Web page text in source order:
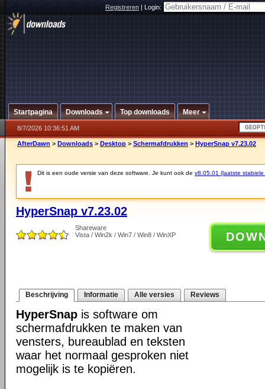
Registreren|Login:
Startpagina Downloads Top downloads Meer
8/7/2026 10:36:51 AM
AfterDawn > Downloads > Desktop > Schermafdrukken > HyperSnap v7.23.02
Dit is een oude versie van deze software. Je kunt ook de v8.05.01 (laatste stabiele
HyperSnap v7.23.02
Shareware
Vista / Win2k / Win7 / Win8 / WinXP
Beschrijving Informatie Alle versies Reviews
HyperSnap is software om
schermafdrukken te maken van
vensters, bureaublad en teksten
waar het normaal gesproken niet
mogelijk is te kopiëren.